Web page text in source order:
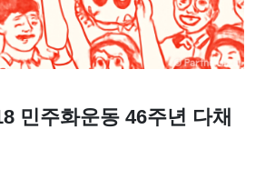
민주화운동 46주년 다채